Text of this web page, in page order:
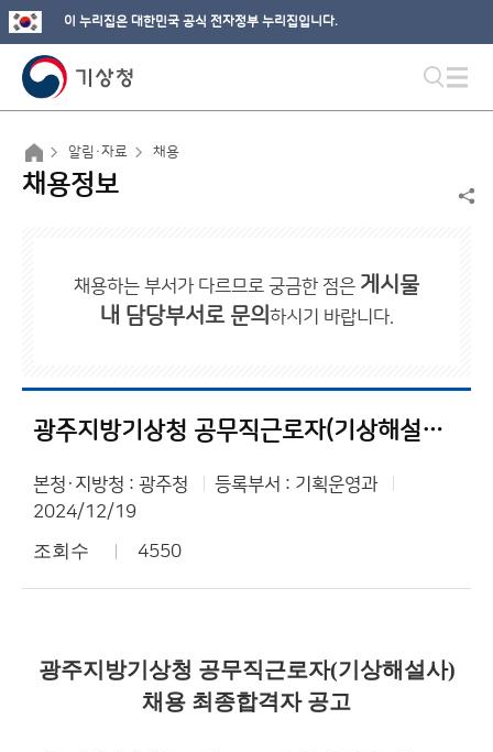
이 누리집은 대한민국 공식 전자정부 누리집입니다.
알림·자료 채용
채용정보
채용하는 부서가 다르므로 궁금한 점은 게시물
내 담당부서로 문의 하시기 바랍니다.
광주지방기상청 공무직근로자(기상해설사) 채용 최종합격자 공고
본청·지방청 : 광주청
등록부서 : 기획운영과
2024/12/19
조회수 4550
광주지방기상청 공무직근로자(기상해설사)
채용 최종합격자 공고